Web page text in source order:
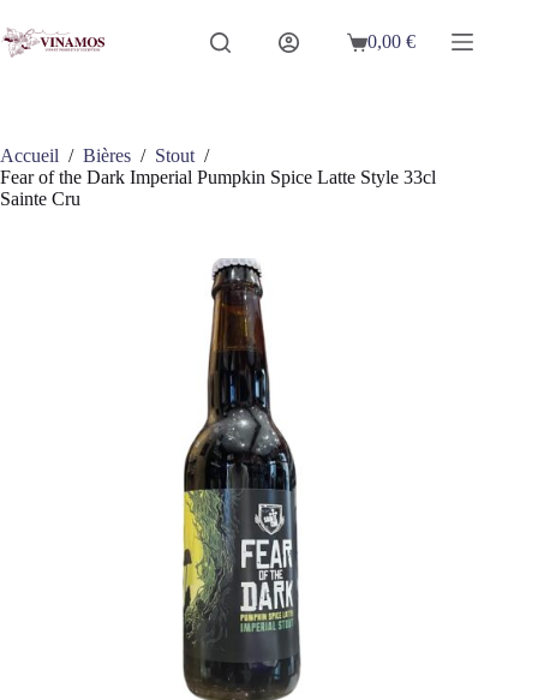
au
contenu
Panier
0,00€
Accueil / Bières / Stout /
Fear of the Dark Imperial Pumpkin Spice Latte Style 33cl
Sainte Cru